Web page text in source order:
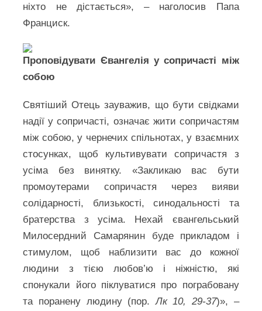
ніхто не дістається», – наголосив Папа
Франциск.
Проповідувати Євангелія у сопричасті між
собою
Святіший Отець зауважив, що бути свідками
надії у сопричасті, означає жити сопричастям
між собою, у чернечих спільнотах, у взаємних
стосунках, щоб культивувати сопричастя з
усіма без винятку. «Закликаю вас бути
промоутерами сопричастя через вияви
солідарності, близькості, синодальності та
братерства з усіма. Нехай євангельський
Милосердний Самарянин буде прикладом і
стимулом, щоб наблизити вас до кожної
людини з тією любов’ю і ніжністю, які
спонукали його піклуватися про пограбовану
та поранену людину (пор.Лк 10, 29-37)», –